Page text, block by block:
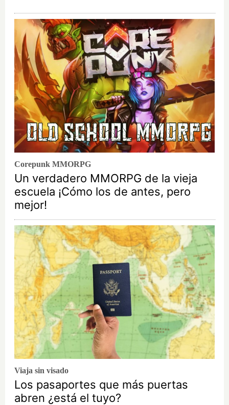
Corepunk MMORPG
Un verdadero MMORPG de la vieja
escuela ¡Cómo los de antes, pero
mejor!
Viaja sin visado
Los pasaportes que más puertas
abren ¿está el tuyo?